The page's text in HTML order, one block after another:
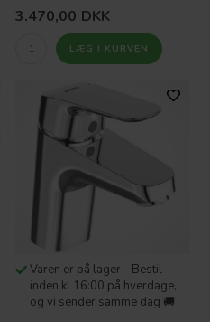
3.470,00 DKK
Varen er på lager - Bestil
inden kl 16:00 på hverdage,
og vi sender samme dag 🚚